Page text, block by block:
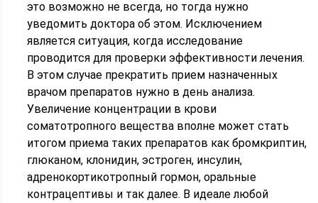
это возможно не всегда, но тогда нужно
уведомить доктора об этом. Исключением
является ситуация, когда исследование
проводится для проверки эффективности лечения.
В этом случае прекратить прием назначенных
врачом препаратов нужно в день анализа.
Увеличение концентрации в крови
соматотропного вещества вполне может стать
итогом приема таких препаратов как бромкриптин,
глюканом, клонидин, эстроген, инсулин,
адренокортикотропный гормон, оральные
контрацептивы и так далее. В идеале любой